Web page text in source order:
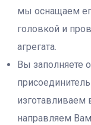
мы оснащаем
головкой и
агрегата.
Вы заполняете
направляем